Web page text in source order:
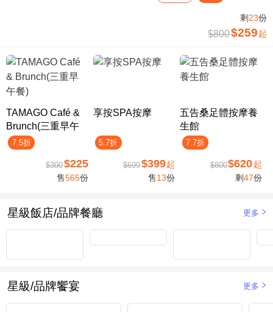
剩23份
$800$259 起
TAMAGO Café &
Brunch(三重早午
餐)7.5折
$300$225
售565份
享按SPA按摩
5.7折
$699$399起
售13份
五告桑足體按摩養
生館
7.7折
$800$620 起
剩47份
星級飯店/品牌餐廳 更多
星級/品牌饗宴 更多